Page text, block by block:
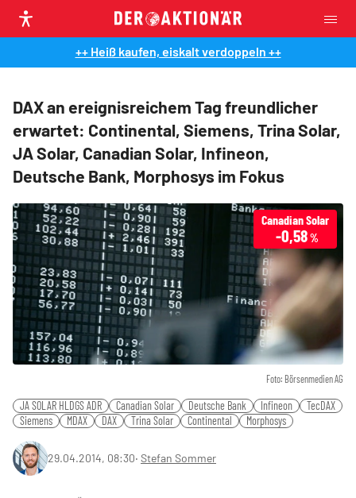
++ Heiß kaufen, eiskalt verdoppeln ++
DAX an ereignisreichem Tag freundlicher
erwartet: Continental, Siemens, Trina Solar,
JA Solar, Canadian Solar, Infineon,
Deutsche Bank, Morphosys im Fokus
Foto: Börsenmedien AG
Canadian Solar
-0,58 %
JA SOLAR HLDGS ADR Canadian Solar Deutsche Bank Infineon
TecDAX
Siemens
MDAX DAX Trina Solar Continental Morphosys
29.04.2014, 08:30‧ Stefan Sommer